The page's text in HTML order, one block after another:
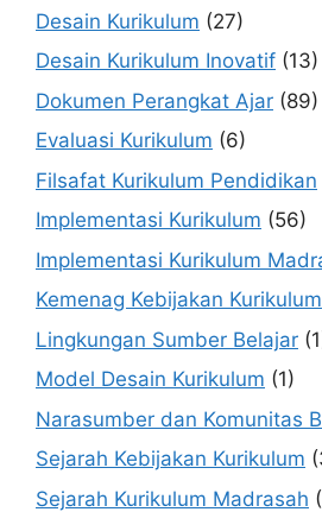
Desain Kurikulum (27)
Desain Kurikulum Inovatif (13)
Dokumen Perangkat Ajar (89)
Evaluasi Kurikulum (6)
Filsafat Kurikulum Pendidikan
Implementasi Kurikulum (56)
Implementasi Kurikulum
Kemenag Kebijakan Kurikulum
Lingkungan Sumber Belajar
Model Desain Kurikulum (1)
Narasumber dan Komunitas
Sejarah Kebijakan Kurikulum
Sejarah Kurikulum Madrasah